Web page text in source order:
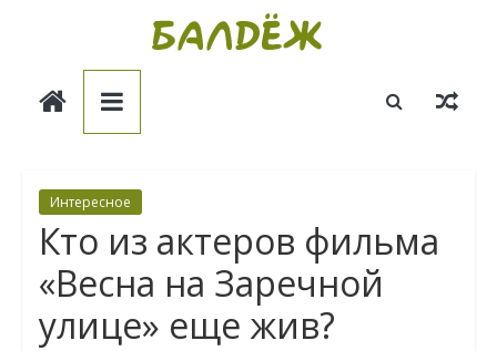
Балдёж
Интересное
Кто из актеров фильма
«Весна на Заречной
улице» еще жив?